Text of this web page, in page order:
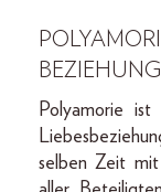
Polyamorie
selben Zeit mit